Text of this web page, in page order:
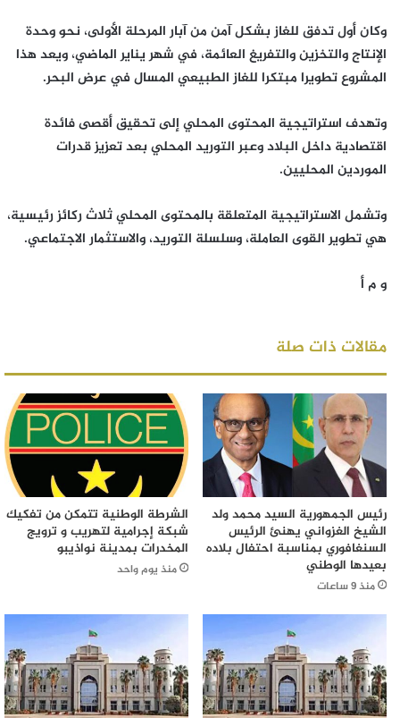
وكان أول تدفق للغاز بشكل آمن من آبار المرحلة الأولى، نحو وحدة
الإنتاج والتخزين والتفريغ العائمة، في شهر يناير الماضي، ويعد هذا
المشروع تطويرا مبتكرا للغاز الطبيعي المسال في عرض البحر.
وتهدف استراتيجية المحتوى المحلي إلى تحقيق أقصى فائدة
اقتصادية داخل البلاد وعبر التوريد المحلي بعد تعزيز قدرات
الموردين المحليين.
وتشمل الاستراتيجية المتعلقة بالمحتوى المحلي ثلاث ركائز رئيسية،
هي تطوير القوى العاملة، وسلسلة التوريد، والاستثمار الاجتماعي.
و م أ
مقالات ذات صلة
رئيس الجمهورية السيد محمد ولد
الشيخ الغزواني يهنئ الرئيس
السنغافوري بمناسبة احتفال بلاده
بعيدها الوطني
منذ 9 ساعات
الشرطة الوطنية تتمكن من تفكيك
شبكة إجرامية لتهريب و ترويج
المخدرات بمدينة نواذيبو
منذ يوم واحد